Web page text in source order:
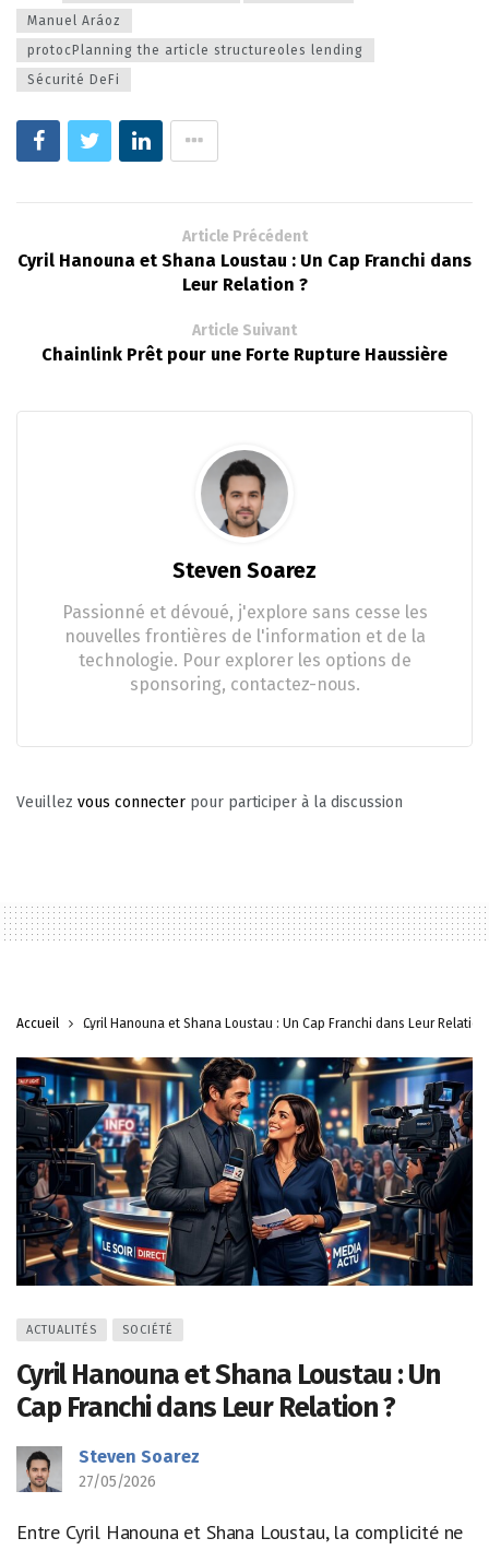
Manuel Aráoz
protocPlanning the article structureoles lending
Sécurité DeFi
Article Précédent
Cyril Hanouna et Shana Loustau : Un Cap Franchi dans
Leur Relation ?
Article Suivant
Chainlink Prêt pour une Forte Rupture Haussière
Steven Soarez
Passionné et dévoué, j'explore sans cesse les
nouvelles frontières de l'information et de la
technologie. Pour explorer les options de
sponsoring, contactez-nous.
Veuillez vous connecter pour participer à la discussion
Accueil Cyril Hanouna et Shana Loustau : Un Cap Franchi dans Leur Relation
ACTUALITÉS SOCIÉTÉ
Cyril Hanouna et Shana Loustau : Un
Cap Franchi dans Leur Relation ?
Steven Soarez
27/05/2026
Entre Cyril Hanouna et Shana Loustau, la complicité ne